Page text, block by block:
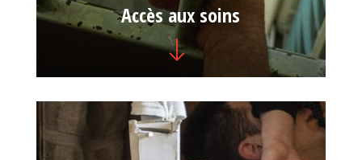
Accès aux soins